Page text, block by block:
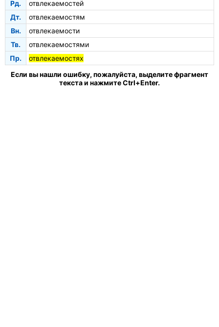
Рд.
отвлекаемостей
Дт.
отвлекаемостям
Вн.
отвлекаемости
Тв.
отвлекаемостями
Пр.
отвлекаемостях
Если вы нашли ошибку, пожалуйста, выделите фрагмент
текста и нажмите Ctrl+Enter.